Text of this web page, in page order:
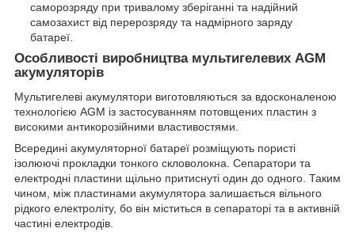
саморозряду при тривалому зберіганні та надійний
самозахист від перерозряду та надмірного заряду
батареї.
Особливості виробництва мультигелевих AGM
акумуляторів
Мультигелеві акумулятори виготовляються за вдосконаленою
технологією AGM із застосуванням потовщених пластин з
високими антикорозійними властивостями.
Всередині акумуляторної батареї розміщують пористі
ізолюючі прокладки тонкого скловолокна. Сепаратори та
електродні пластини щільно притиснуті один до одного. Таким
чином, між пластинами акумулятора залишається вільного
рідкого електроліту, бо він міститься в сепараторі та в активній
частині електродів.